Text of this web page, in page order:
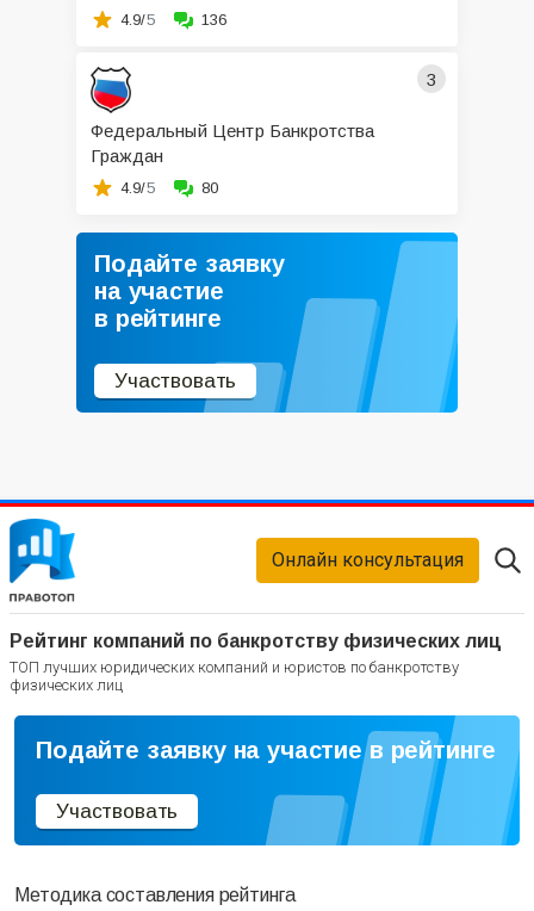
4.9/5 136
3
Федеральный Центр Банкротства
Граждан
4.9/5 80
Подайте заявку
на участие
в рейтинге
Участвовать
Рейтинг компаний по банкротству физических лиц
ТОП лучших юридических компаний и юристов по банкротству
физических лиц
Онлайн консультация
Подайте заявку на участие в рейтинге
Участвовать
Методика составления рейтинга